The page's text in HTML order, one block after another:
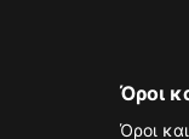
Όροι
Όροι